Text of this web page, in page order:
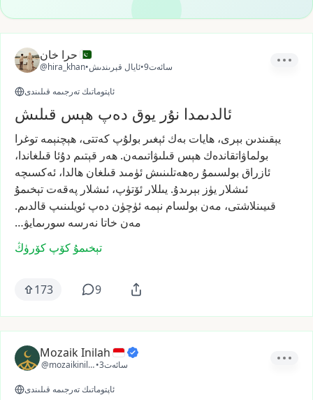
حرا خان
@hira_khan•ئايال قېرىندىش• 9سائەت
ئاپتوماتىك تەرجىمە قىلىندى
ئالدىمدا نۇر يوق دەپ ھېس قىلىش
يېقىندىن بېرى، ھايات بەك ئېغىر بولۇپ كەتتى، ھېچنېمە توغرا
بولماۋاتقاندەك ھېس قىلىۋاتىمەن. ھەر قېتىم دۇئا قىلغاندا،
ئازراق بولسىمۇ رەھەتلىنىش ئۈمىد قىلغان ھالدا، ئەكسىچە
ئىشلار يۈز بېرىدۇ. يىللار ئۆتۈپ، ئىشلار پەقەت تېخىمۇ
قىيىنلاشتى، مەن بولسام نېمە ئۈچۈن دەپ ئويلىنىپ قالدىم.
مەن خاتا نەرسە سورىمايۋ…
تېخىمۇ كۆپ كۆرۈڭ
173 9
Mozaik Inilah
@mozaikinilah• 3سائەت
ئاپتوماتىك تەرجىمە قىلىندى